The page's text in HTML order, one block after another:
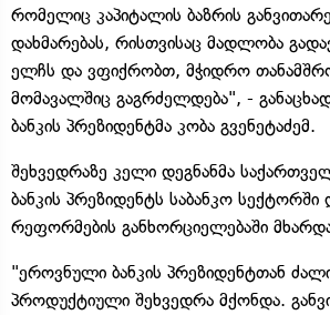
რომელიც კაპიტალის ბაზრის
დახმარებას, რისთვისაც მადლობა
ელჩს და ვფიქრობთ, მჭიდრო
მომავალშიც გაგრძელდება", -
ბანკის პრეზიდენტმა კობა გვენეტაძემ.
შეხვედრაზე კელი დეგნანმა
ბანკის პრეზიდენტს საბანკო სექტორში
რეფორმების განხორციელებაში
"ეროვნული ბანკის პრეზიდენტთან
პროდუქტიული შეხვედრა მქონდა.